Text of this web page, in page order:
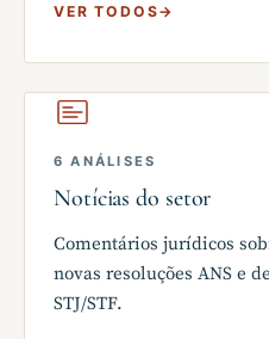
VER TODOS→
6 ANÁLISES
Notícias do setor
Comentários jurídicos
novas resoluções ANS e
STJ/STF.